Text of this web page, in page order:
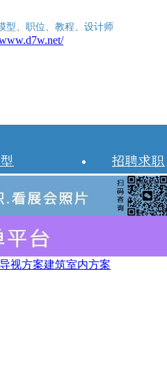
型、职位、教程、设计师
招聘求职
视方案建筑室内方案